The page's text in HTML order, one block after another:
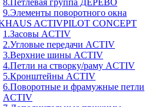
9.Элементы поворотного окна
ACTIVPILOT CONCEPT
1.Засовы ACTIV
2.Угловые передачи ACTIV
3.Верхние шины ACTIV
4.Петли на створку/раму ACTIV
5.Кронштейны ACTIV
6.Поворотные и фрамужные петли
ACTIV